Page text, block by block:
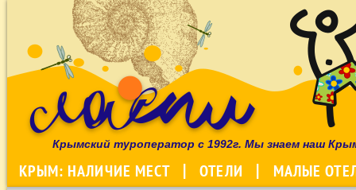
Крымский туроператор с 1992г. Мы знаем наш
КРЫМ: НАЛИЧИЕ МЕСТ ОТЕЛИ МАЛЫЕ